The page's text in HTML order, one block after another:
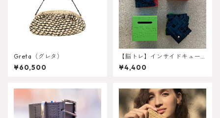
Greta（グレタ）
¥60,500
【脳トレ】インサイドキュー
ブ（ゼロシリーズ）
¥4,400